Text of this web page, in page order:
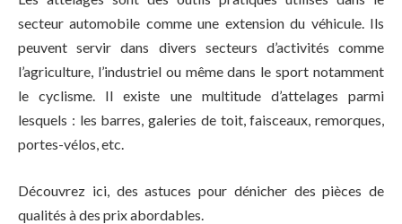
secteur automobile comme une extension du véhicule. Ils
peuvent servir dans divers secteurs d’activités comme
l’agriculture, l’industriel ou même dans le sport notamment
le cyclisme. Il existe une multitude d’attelages parmi
lesquels : les barres, galeries de toit, faisceaux, remorques,
portes-vélos, etc.
Découvrez ici, des astuces pour dénicher des pièces de
qualités à des prix abordables.